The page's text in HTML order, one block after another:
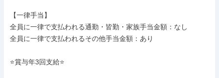
【一律手当】
全員に一律で支払われる通勤・皆勤・家族手当金額：なし
全員に一律で支払われるその他手当金額：あり
⭐賞与年3回支給⭐